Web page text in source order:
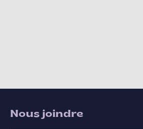
Nous joindre